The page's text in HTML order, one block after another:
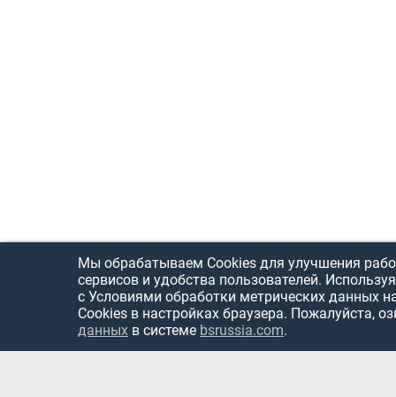
Мы обрабатываем Cookies для улучшения
сервисов и удобства пользователей.
с Условиями обработки метрических данных
Cookies в настройках браузера. Пожалуйста,
данных в системе bsrussia.com.